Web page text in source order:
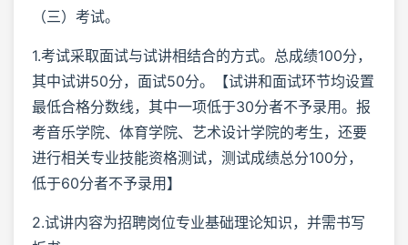
（三）考试。
1.考试采取面试与试讲相结合的方式。总成绩100分，
其中试讲50分，面试50分。【试讲和面试环节均设置
最低合格分数线，其中一项低于30分者不予录用。报
考音乐学院、体育学院、艺术设计学院的考生，还要
进行相关专业技能资格测试，测试成绩总分100分，
低于60分者不予录用】
2.试讲内容为招聘岗位专业基础理论知识，并需书写